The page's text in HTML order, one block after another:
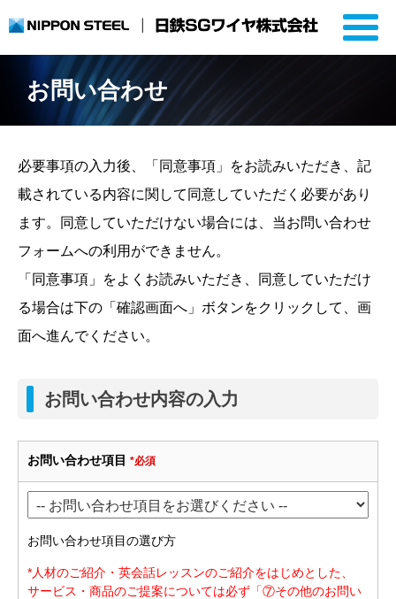
お問い合わせ
必要事項の入力後、「同意事項」をお読みいただき、記
載されている内容に関して同意していただく必要があり
ます。同意していただけない場合には、当お問い合わせ
フォームへの利用ができません。
「同意事項」をよくお読みいただき、同意していただけ
る場合は下の「確認画面へ」ボタンをクリックして、画
面へ進んでください。
お問い合わせ内容の入力
お問い合わせ項目 *必須
お問い合わせ項目の選び方
*人材のご紹介・英会話レッスンのご紹介をはじめとした、
サービス・商品のご提案については必ず「⑦その他のお問い